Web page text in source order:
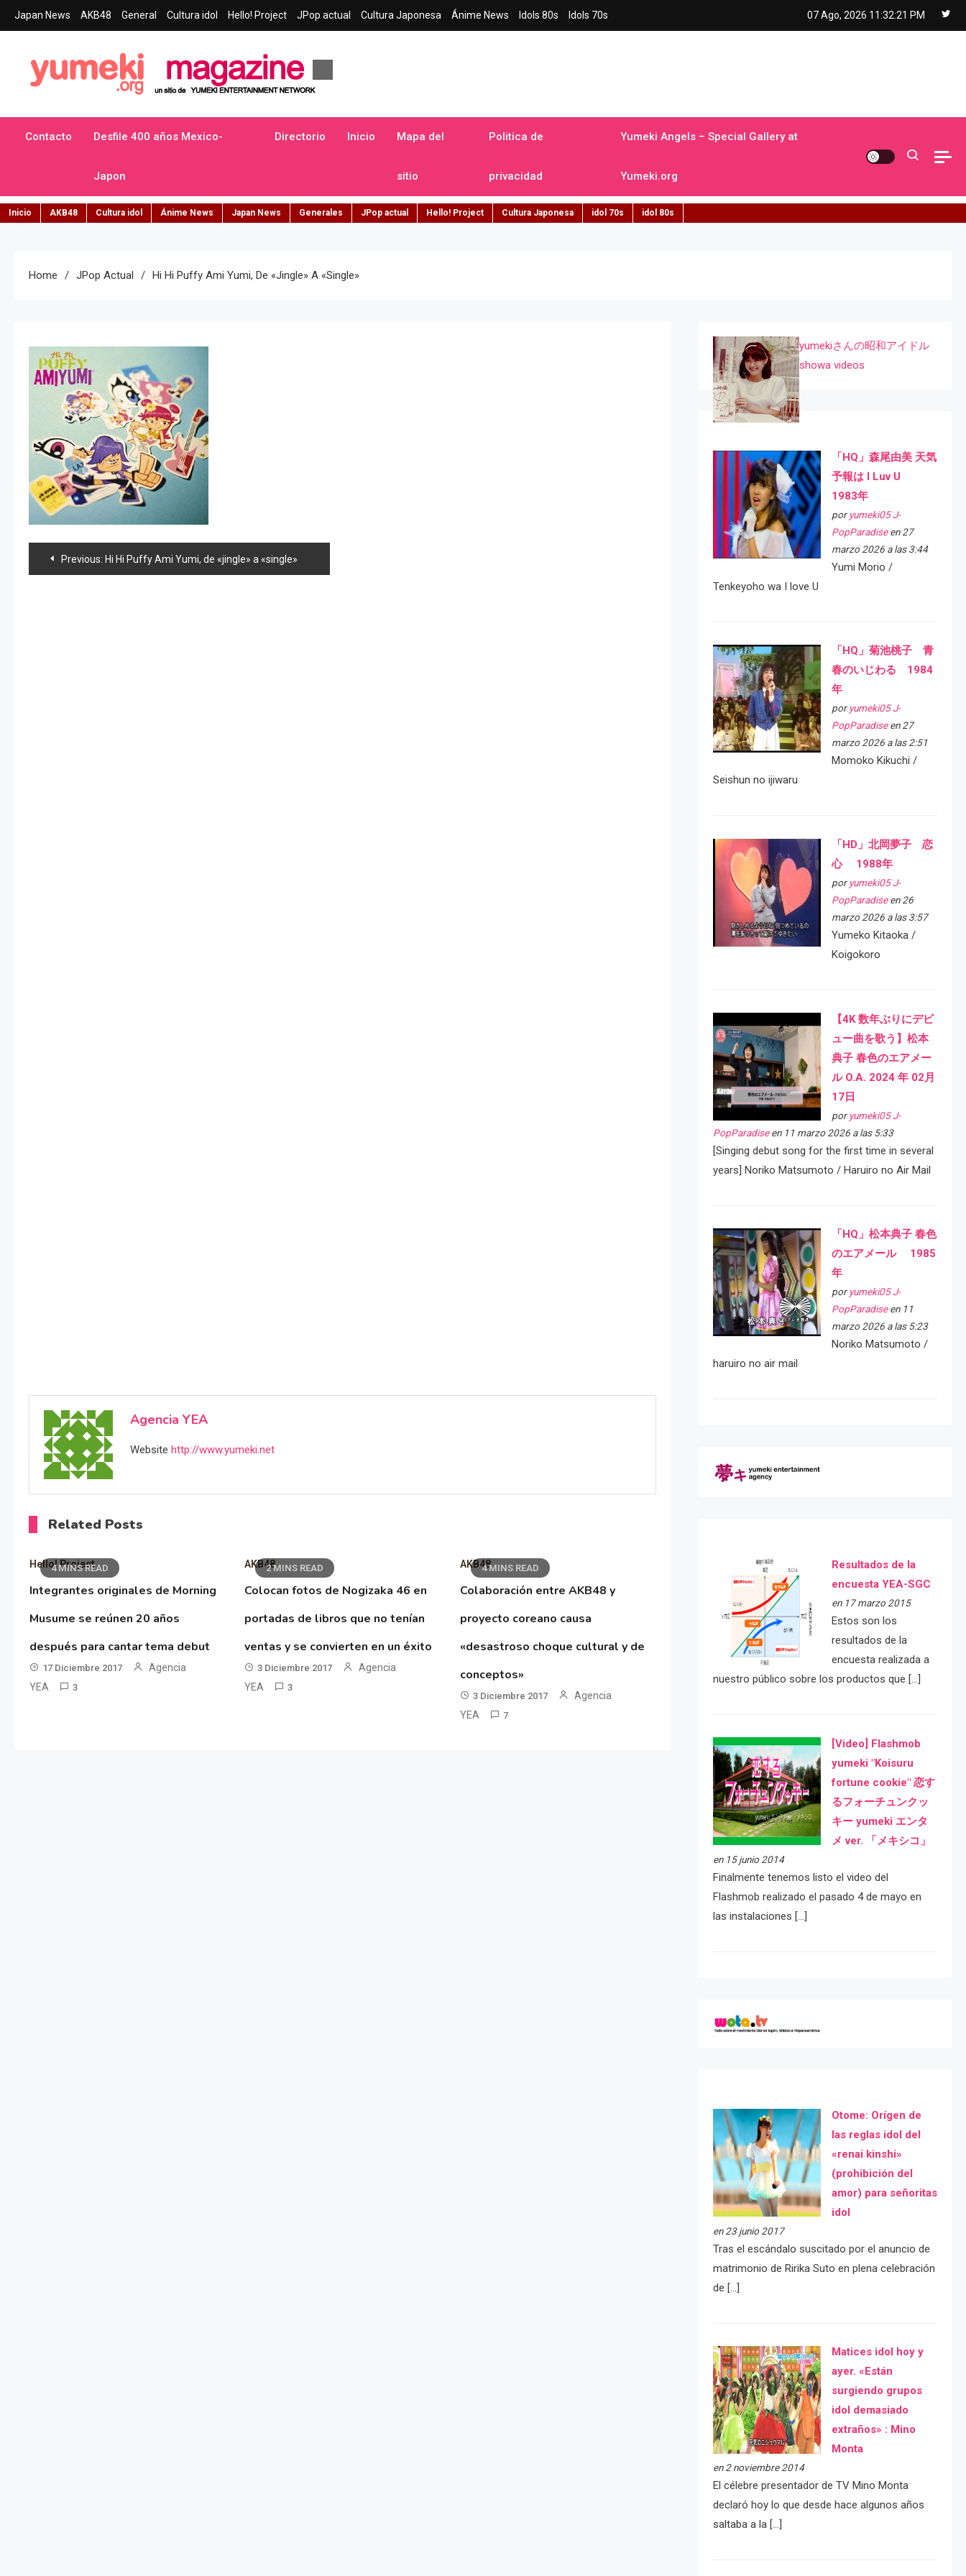
Skip
to
Japan News AKB48 General Cultura idol Hello! Project JPop actual Cultura Japonesa Ánime News Idols 80s Idols 70s 07 Ago, 2026 11:32:22 PM
Yumeki Magazine
Contacto Desfile 400 años Mexico-
Japon
Directorio Inicio Mapa del
sitio
Politica de
privacidad
Yumeki Angels – Special Gallery at
Yumeki.org
Inicio AKB48 Cultura idol Ánime News Japan News Generales JPop actual Hello! Project Cultura Japonesa idol 70s idol 80s
Home JPop Actual Hi Hi Puffy Ami Yumi, De «jingle» A «single»
Navegación
Previous: Hi Hi Puffy Ami Yumi, de «jingle» a «single»
Agencia YEA
Website http://www.yumeki.net
Related Posts
4 MINS READ
Hello! Project
Integrantes originales de Morning
Musume se reúnen 20 años
después para cantar tema debut
17 Diciembre 2017
Agencia
YEA
3
2 MINS READ
AKB48
Colocan fotos de Nogizaka 46 en
portadas de libros que no tenían
ventas y se convierten en un éxito
3 Diciembre 2017
Agencia
YEA
3
4 MINS READ
AKB48
Colaboración entre AKB48 y
proyecto coreano causa
«desastroso choque cultural y de
conceptos»
3 Diciembre 2017
Agencia
YEA
7
yumekiさんの昭和アイドル
showa videos
「HQ」森尾由美 天気
予報は I Luv U
1983年
por yumeki05 J-
PopParadiseen 27
marzo 2026 a las 3:44
Yumi Morio /
Tenkeyoho wa I love U
「HQ」菊池桃子 青
春のいじわる 1984
年
por yumeki05 J-
PopParadiseen 27
marzo 2026 a las 2:51
Momoko Kikuchi /
Seishun no ijiwaru
「HD」北岡夢子 恋
心 1988年
por yumeki05 J-
PopParadiseen 26
marzo 2026 a las 3:57
Yumeko Kitaoka /
Koigokoro
【4K 数年ぶりにデビ
ュー曲を歌う】松本
典子 春色のエアメー
ル O.A. 2024 年 02月
17日
por yumeki05 J-
PopParadiseen 11 marzo 2026 a las 5:33
[Singing debut song for the first time in several
years] Noriko Matsumoto / Haruiro no Air Mail
「HQ」松本典子 春色
のエアメール 1985
年
por yumeki05 J-
PopParadiseen 11
marzo 2026 a las 5:23
Noriko Matsumoto /
haruiro no air mail
Resultados de la
encuesta YEA-SGC
en 17 marzo 2015
Estos son los
resultados de la
encuesta realizada a
nuestro público sobre los productos que […]
[Video] Flashmob
yumeki "Koisuru
fortune cookie" 恋す
るフォーチュンクッ
キー yumeki エンタ
メ ver. 「メキシコ」
en 15 junio 2014
Finalmente tenemos listo el video del
Flashmob realizado el pasado 4 de mayo en
las instalaciones […]
Otome: Orígen de
las reglas idol del
«renai kinshi»
(prohibición del
amor) para señoritas
idol
en 23 junio 2017
Tras el escándalo suscitado por el anuncio de
matrimonio de Ririka Suto en plena celebración
de […]
Matices idol hoy y
ayer. «Están
surgiendo grupos
idol demasiado
extraños» : Mino
Monta
en 2 noviembre 2014
El célebre presentador de TV Mino Monta
declaró hoy lo que desde hace algunos años
saltaba a la […]